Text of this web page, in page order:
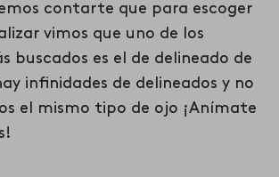
contarte que para escoger
vimos que uno de los
buscados es el de delineado de
infinidades de delineados y no
el mismo tipo de ojo ¡Anímate